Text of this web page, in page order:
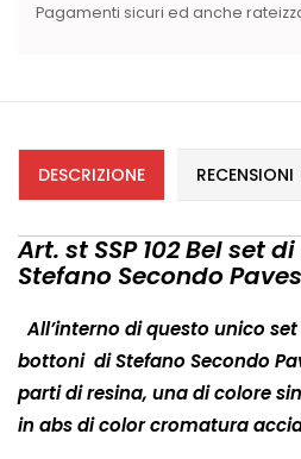
Pagamenti sicuri ed anche
DESCRIZIONE
Art. st SSP 102 Bel set
Stefano Secondo
All’interno di questo unico
bottoni di Stefano Secondo
parti di resina, una di colore
in abs di color cromatura